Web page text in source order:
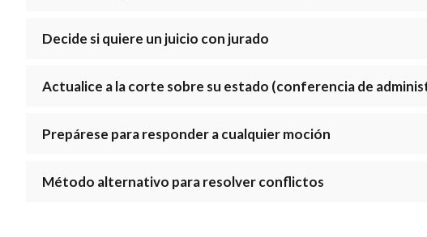
Decide si quiere un juicio con jurado
Actualice a la corte sobre su estado (conferencia de
Prepárese para responder a cualquier moción
Método alternativo para resolver conflictos